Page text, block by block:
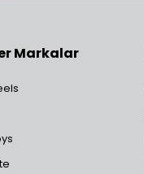
Markalar